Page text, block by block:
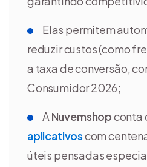
Elas permitem
reduzir custos (como
a taxa de conversão,
Consumidor 2026;
A Nuvemshopconta
aplicativoscom
úteis pensadas